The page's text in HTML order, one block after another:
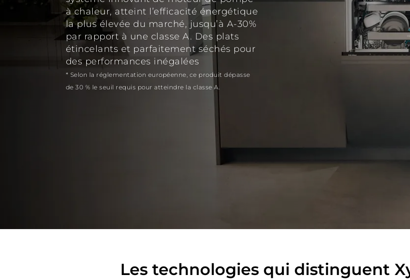
à chaleur, atteint l’efficacité énergétique
la plus élevée du marché, jusqu’à A-30%
par rapport à une classe A. Des plats
étincelants et parfaitement séchés pour
des performances inégalées
* Selon la réglementation européenne, ce produit dépasse
de 30 % le seuil requis pour atteindre la classe A.
Les technologies qui distinguent